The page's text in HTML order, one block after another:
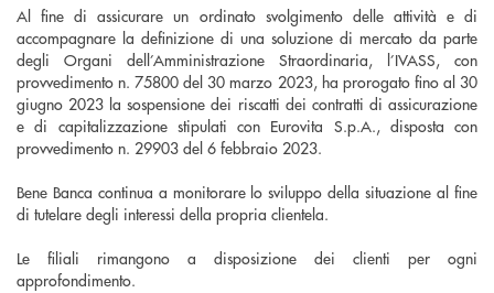
Al fine di assicurare un ordinato svolgimento delle attività e di
accompagnare la definizione di una soluzione di mercato da parte
degli Organi dell’Amministrazione Straordinaria, l’IVASS, con
provvedimento n. 75800 del 30 marzo 2023, ha prorogato fino al 30
giugno 2023 la sospensione dei riscatti dei contratti di assicurazione
e di capitalizzazione stipulati con Eurovita S.p.A., disposta con
provvedimento n. 29903 del 6 febbraio 2023.
Bene Banca continua a monitorare lo sviluppo della situazione al fine
di tutelare degli interessi della propria clientela.
Le filiali rimangono a disposizione dei clienti per ogni
approfondimento.